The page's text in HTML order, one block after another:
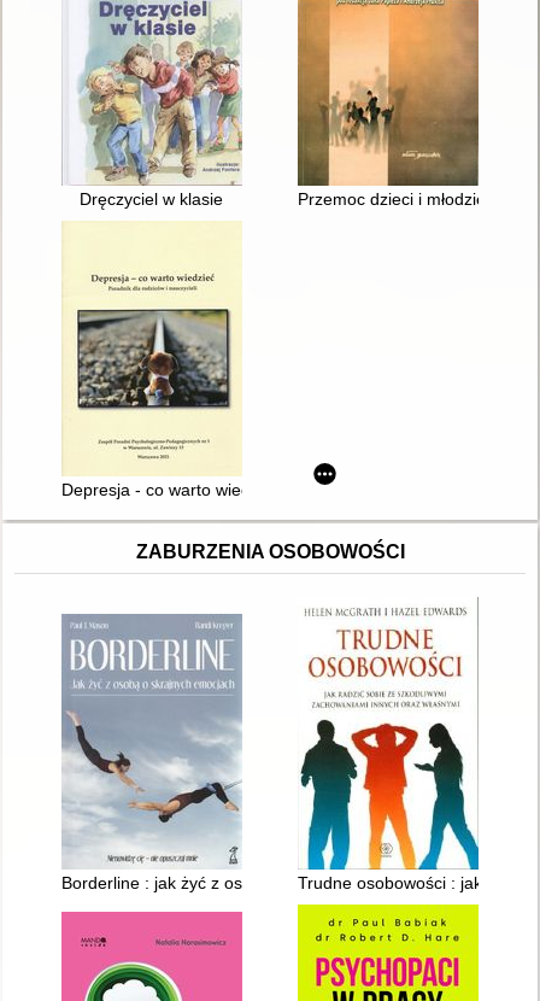
Dręczyciel w klasie Przemoc dzieci i młodzieży w
Depresja - co warto wiedzieć : poradnik dla rodziców i
ZABURZENIA OSOBOWOŚCI
Borderline : jak żyć z osobą o skrajnych emocjach
Trudne osobowości : jak radzić